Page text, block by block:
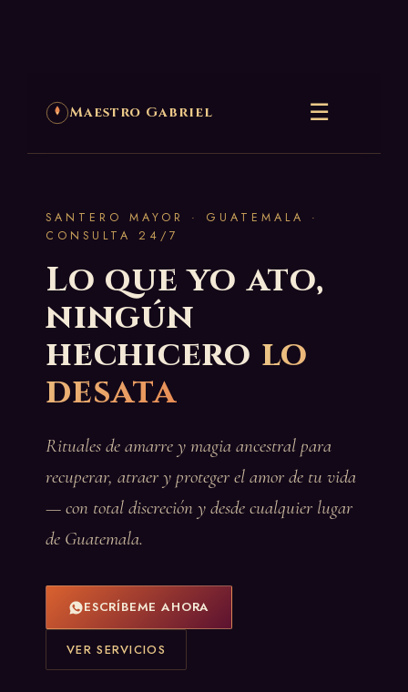
Maestro Gabriel ☰
SANTERO MAYOR · GUATEMALA ·
CONSULTA 24/7
Lo que yo ato,
ningún
hechicero lo
desata
Rituales de amarre y magia ancestral para
recuperar, atraer y proteger el amor de tu vida
— con total discreción y desde cualquier lugar
de Guatemala.
ESCRÍBEME AHORA
VER SERVICIOS